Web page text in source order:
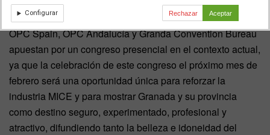
encuentros profesionales.
OPC Spain, OPC Andalucía y Granda Convention Bureau
apuestan por un congreso presencial en el contexto actual,
ya que la celebración de este congreso el próximo mes de
febrero será una oportunidad única para reforzar la
industria MICE y para mostrar Granada y su provincia
como destino seguro, experimentado, profesional y
atractivo, difundiendo tanto la belleza e idoneidad del
Configurar Rechazar Aceptar